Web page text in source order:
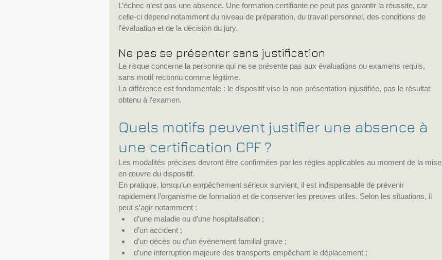
L’échec n’est pas une absence. Une formation certifiante ne peut pas garantir la réussite, car
celle-ci dépend notamment du niveau de préparation, du travail personnel, des conditions de
l’évaluation et de la décision du jury.
Ne pas se présenter sans justification
Le risque concerne la personne qui ne se présente pas aux évaluations ou examens requis,
sans motif reconnu comme légitime.
La différence est fondamentale : le dispositif vise la non-présentation injustifiée, pas le résultat
obtenu à l’examen.
Quels motifs peuvent justifier une absence à
une certification CPF ?
Les modalités précises devront être confirmées par les règles applicables au moment de la mise
en œuvre du dispositif.
En pratique, lorsqu’un empêchement sérieux survient, il est indispensable de prévenir
rapidement l’organisme de formation et de conserver les preuves utiles. Selon les situations, il
peut s’agir notamment :
d’une maladie ou d’une hospitalisation ;
d’un accident ;
d’un décès ou d’un événement familial grave ;
d’une interruption majeure des transports empêchant le déplacement ;